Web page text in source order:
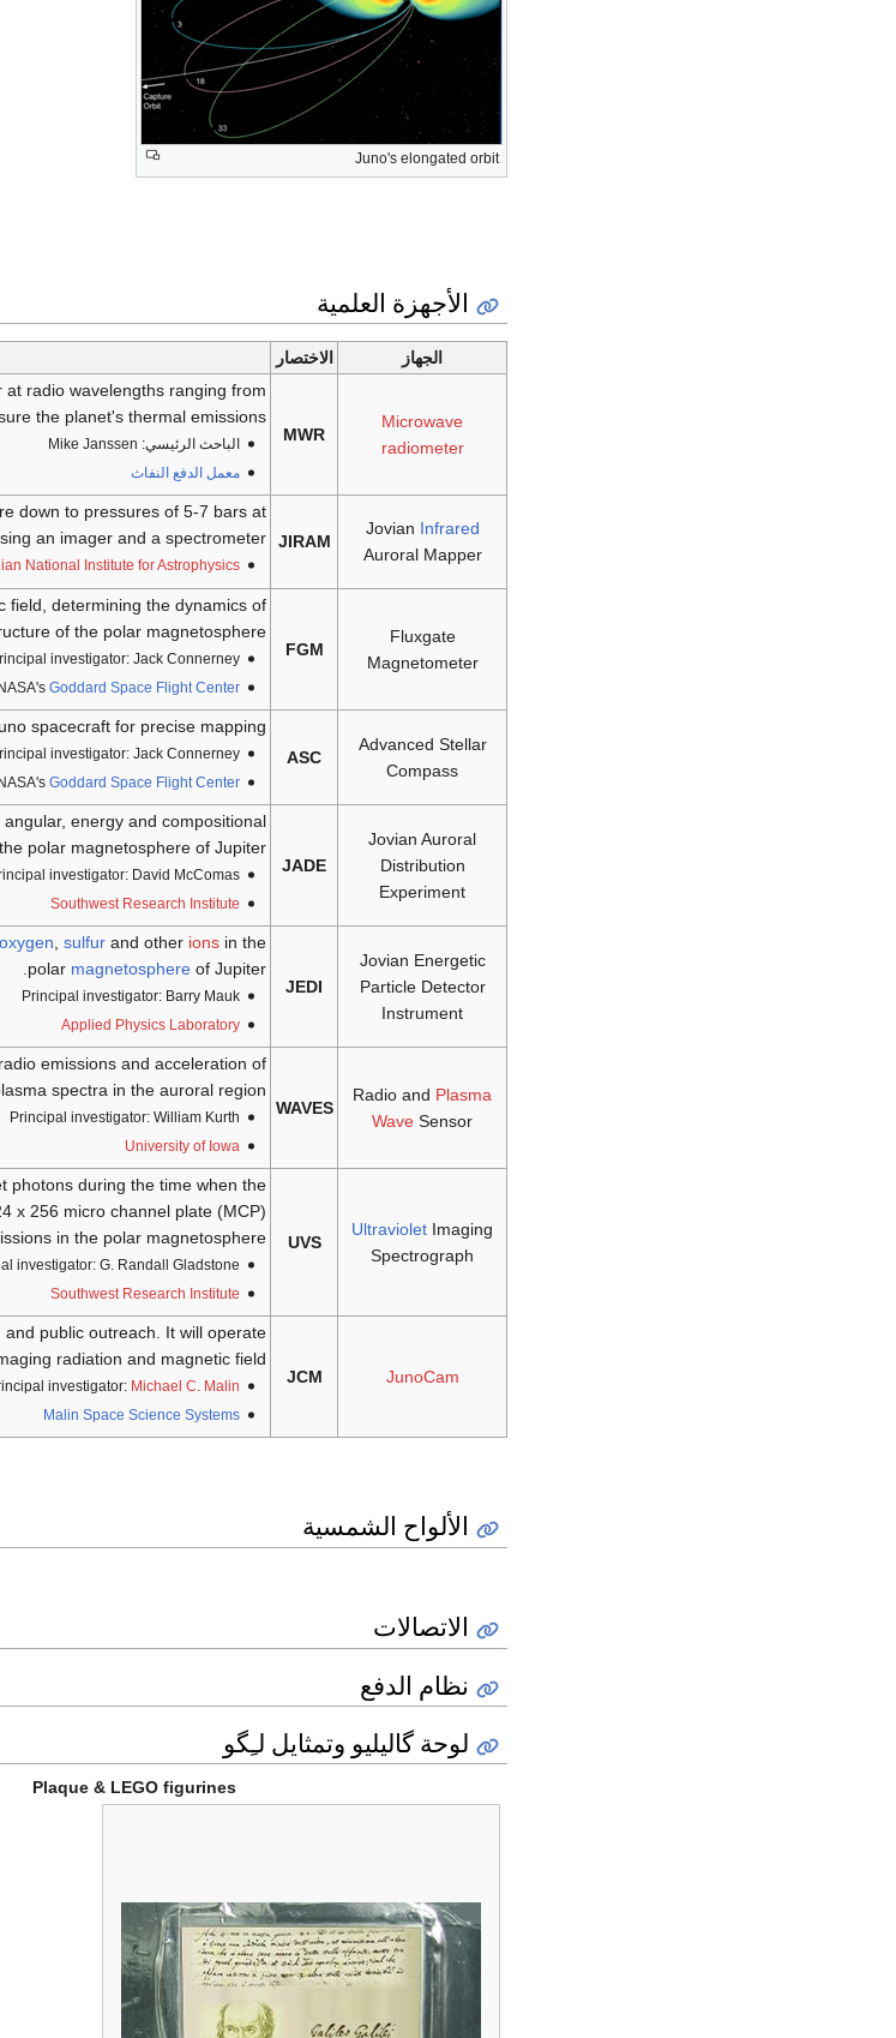
Juno's elongated orbit
الأجهزة العلمية
الجهاز الاختصار
Microwave
radiometer
MWR
radio wavelengths ranging from
the planet's thermal emissions.
الباحث الرئيسي: Mike Janssen
معمل الدفع النفاث
Jovian Infrared
Auroral Mapper
JIRAM
down to pressures of 5-7 bars at
an imager and a spectrometer.
National Institute for Astrophysics
Fluxgate
Magnetometer
FGM
field, determining the dynamics of
of the polar magnetosphere.
investigator: Jack Connerney
Goddard Space Flight Center
Advanced Stellar
Compass
ASC
spacecraft for precise mapping.
investigator: Jack Connerney
Goddard Space Flight Center
Jovian Auroral
Distribution
Experiment
JADE
energy and compositional
polar magnetosphere of Jupiter.
investigator: David McComas
Southwest Research Institute
Jovian Energetic
Particle Detector
Instrument
JEDI
oxygen,sulfur and other ions in the
polar magnetosphere of Jupiter.
Principal investigator: Barry Mauk
Applied Physics Laboratory
Radio and Plasma
Wave Sensor
WAVES
emissions and acceleration of
spectra in the auroral region.
Principal investigator: William Kurth
University of Iowa
Ultraviolet Imaging
Spectrograph
UVS
photons during the time when the
x 256 micro channel plate (MCP)
in the polar magnetosphere.
investigator: G. Randall Gladstone
Southwest Research Institute
JunoCam
JCM
public outreach. It will operate
radiation and magnetic field.
investigator: Michael C. Malin
Malin Space Science Systems
الألواح الشمسية
الاتصالات
نظام الدفع
لوحة گاليليو وتمثايل لـِگو
Plaque & LEGO figurines